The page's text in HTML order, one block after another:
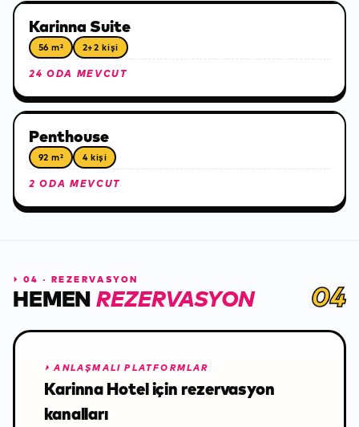
Karinna Suite
56 m² 2+2 kişi
24 ODA MEVCUT
Penthouse
92 m² 4 kişi
2 ODA MEVCUT
⏵ 04 · REZERVASYON
HEMENREZERVASYON 04
⏵ANLAŞMALI PLATFORMLAR
Karinna Hotel için rezervasyon
kanalları